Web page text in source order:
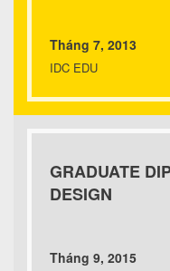
Tháng 7, 2013
IDC EDU
GRADUATE
DESIGN
Tháng 9, 2015